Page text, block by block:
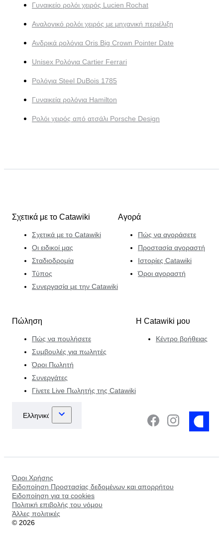
Γυναικείο ρολόι χειρός Lucien Rochat
Αναλογικό ρολόι χειρός με μηχανική περιέλιξη
Ανδρικά ρολόγια Oris Big Crown Pointer Date
Unisex Ρολόγια Cartier Ferrari
Ρολόγια Steel DuBois 1785
Γυναικεία ρολόγια Hamilton
Ρολόι χειρός από ατσάλι Porsche Design
Σχετικά με το Catawiki
Σχετικά με το Catawiki
Οι ειδικοί μας
Σταδιοδρομία
Τύπος
Συνεργασία με την Catawiki
Αγορά
Πώς να αγοράσετε
Προστασία αγοραστή
Ιστορίες Catawiki
Όροι αγοραστή
Πώληση
Πώς να πουλήσετε
Συμβουλές για πωλητές
Όροι Πωλητή
Συνεργάτες
Γίνετε Live Πωλητής της Catawiki
Η Catawiki μου
Κέντρο βοήθειας
Όροι Χρήσης
Ειδοποίηση Προστασίας δεδομένων και απορρήτου
Ειδοποίηση για τα cookies
Πολιτική επιβολής του νόμου
Άλλες πολιτικές
© 2026